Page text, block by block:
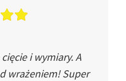
i wymiary. A
wrażeniem! Super